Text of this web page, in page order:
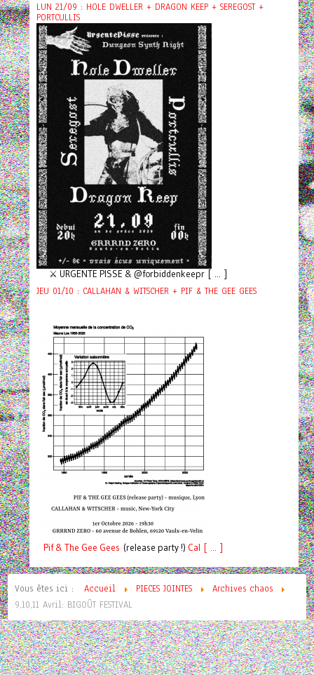
LUN 21/09 : HOLE DWELLER + DRAGON KEEP + SEREGOST +
PORTCULLIS
⚔️ URGENTE PISSE & @forbiddenkeepr [ ... ]
JEU 01/10 : CALLAHAN & WITSCHER + PIF & THE GEE GEES
Pif& The Gee Gees (release party !) Cal [ ... ]
Vous êtes ici : Accueil PIECES JOINTES
Archives chaos
9,10,11 Avril: BIGOÛT FESTIVAL